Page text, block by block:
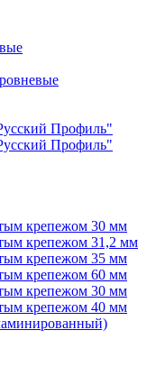
Профиль"
Профиль"
крепежом 30 мм
крепежом 31,2 мм
крепежом 35 мм
крепежом 60 мм
крепежом 30 мм
крепежом 40 мм